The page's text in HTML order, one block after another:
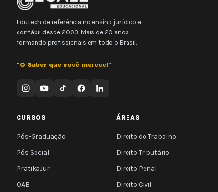
Edutech de referência no ensino jurídico e
contábil desde 2003. Mais de 20 anos
formando profissionais em todo o Brasil.
"O Saber que você merece!"
CURSOS
Pós-Graduação
Pós Social
PratikaJur
OAB
ÁREAS
Direito do Trabalho
Direito Tributário
Direito Penal
Direito Civil